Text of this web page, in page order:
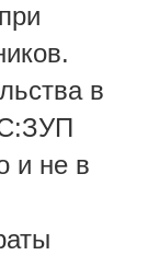
в
и не в